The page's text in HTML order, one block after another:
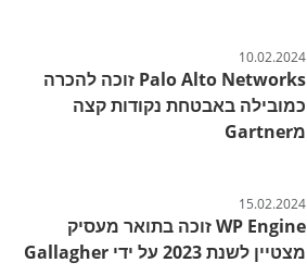
10.02.2024
Palo Alto Networks זוכה להכרה
כמובילה באבטחת נקודות קצה
מGartner
15.02.2024
WP Engine זוכה בתואר מעסיק
מצטיין לשנת 2023 על ידי Gallagher